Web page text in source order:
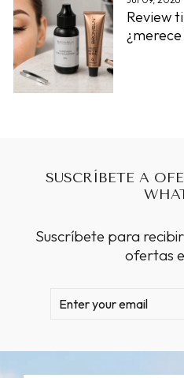
Review
SUSCRÍBETE A
Suscríbete para
ofertas